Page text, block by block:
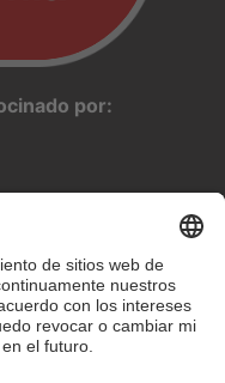
por: